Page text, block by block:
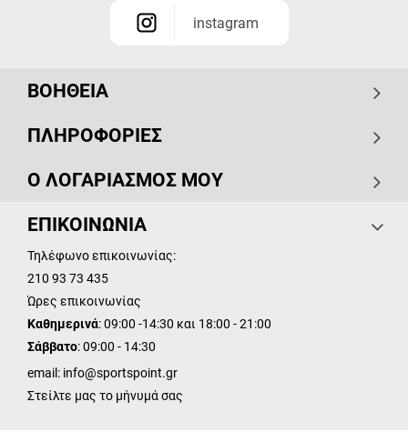
instagram
ΒΟΗΘΕΙΑ
ΠΛΗΡΟΦΟΡΙΕΣ
Ο ΛΟΓΑΡΙΑΣΜΟΣ ΜΟΥ
ΕΠΙΚΟΙΝΩΝΙΑ
Τηλέφωνο επικοινωνίας:
210 93 73 435
Ώρες επικοινωνίας
Καθημερινά: 09:00 -14:30 και 18:00 - 21:00
Σάββατο: 09:00 - 14:30
email: info@sportspoint.gr
Στείλτε μας το μήνυμά σας